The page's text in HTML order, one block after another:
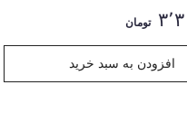
تومان
افزودن به سبد خرید